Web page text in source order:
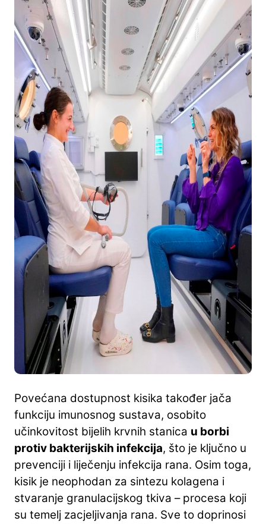
Povećana dostupnost kisika također jača
funkciju imunosnog sustava, osobito
učinkovitost bijelih krvnih stanica u borbi
protiv bakterijskih infekcija, što je ključno u
prevenciji i liječenju infekcija rana. Osim toga,
kisik je neophodan za sintezu kolagena i
stvaranje granulacijskog tkiva – procesa koji
su temelj zacjeljivanja rana. Sve to doprinosi